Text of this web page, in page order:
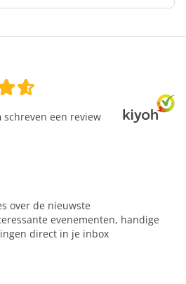
schreven een review
over de nieuwste
evenementen, handige
direct in je inbox